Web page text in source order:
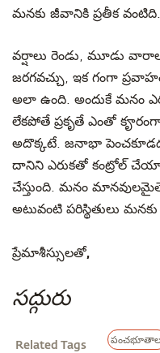
మనకు జీవానికి ప్రతీక వంటిది.
వర్షాలు రెండు, మూడు
జరగవచ్చు, ఇక గంగా
అలా ఉంది. అందుకే మనం
లేకపోతే ప్రకృతే ఎంతో
అదొక్కటే. జనాభా
దానిని ఎరుకతో కంట్రోల్
చేస్తుంది. మనం
అటువంటి పరిస్థితులు
ప్రేమాశీస్సులతో,
సద్గురు
Related Tags